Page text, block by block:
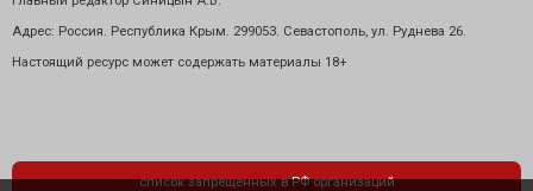
Адрес: Россия. Республика Крым. 299053. Севастополь, ул. Руднева 26.
Настоящий ресурс может содержать материалы 18+
список запрещенных в РФ организаций